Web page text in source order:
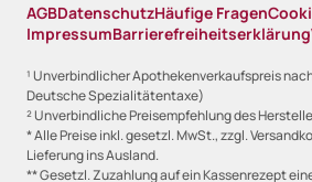
AGBDatenschutzHäufige Fragen
ImpressumBarrierefreiheitserklärung
¹ Unverbindlicher Apothekenverkaufspreis
Deutsche Spezialitätentaxe)
² Unverbindliche Preisempfehlung des
* Alle Preise inkl. gesetzl. MwSt., zzgl.
Lieferung ins Ausland.
** Gesetzl. Zuzahlung auf ein Kassenrezept